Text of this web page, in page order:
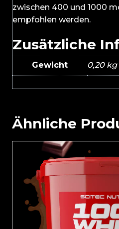
zwischen 400 und 1000
empfohlen werden.
Zusätzliche
Gewicht 0,20 kg
Ähnliche